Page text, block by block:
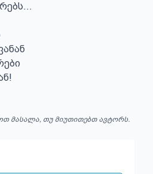
მასალა, თუ მიუთითებთ ავტორს.